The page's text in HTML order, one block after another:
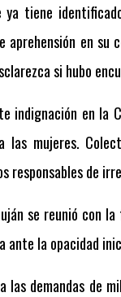
ya tiene
aprehensión en
si hubo
indignación en la
las mujeres.
responsables de
se reunió con
ante la opacidad
las demandas de